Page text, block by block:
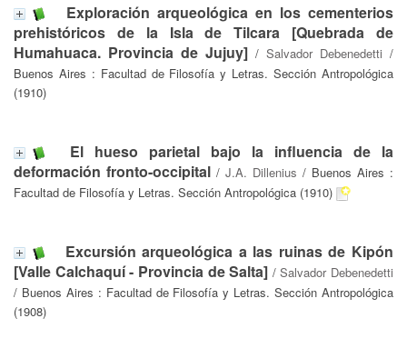
Exploración arqueológica en los cementerios
prehistóricos de la Isla de Tilcara [Quebrada de
Humahuaca. Provincia de Jujuy] / Salvador Debenedetti /
Buenos Aires : Facultad de Filosofía y Letras. Sección Antropológica
(1910)
El hueso parietal bajo la influencia de la
deformación fronto-occipital / J.A. Dillenius / Buenos Aires :
Facultad de Filosofía y Letras. Sección Antropológica (1910)
Excursión arqueológica a las ruinas de Kipón
[Valle Calchaquí - Provincia de Salta] /Salvador Debenedetti
/ Buenos Aires : Facultad de Filosofía y Letras. Sección Antropológica
(1908)